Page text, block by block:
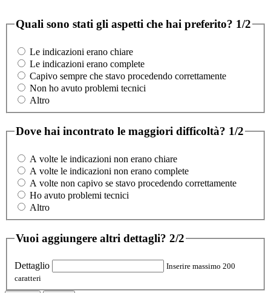
Quali sono stati gli aspetti che hai preferito? 1/2
Le indicazioni erano chiare
Le indicazioni erano complete
Capivo sempre che stavo procedendo correttamente
Non ho avuto problemi tecnici
Altro
Dove hai incontrato le maggiori difficoltà? 1/2
A volte le indicazioni non erano chiare
A volte le indicazioni non erano complete
A volte non capivo se stavo procedendo correttamente
Ho avuto problemi tecnici
Altro
Vuoi aggiungere altri dettagli? 2/2
Dettaglio
Inserire massimo 200
caratteri